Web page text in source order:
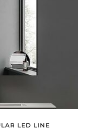
LED LINE